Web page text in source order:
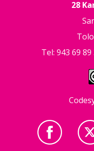
28
Tel: 943 69 89